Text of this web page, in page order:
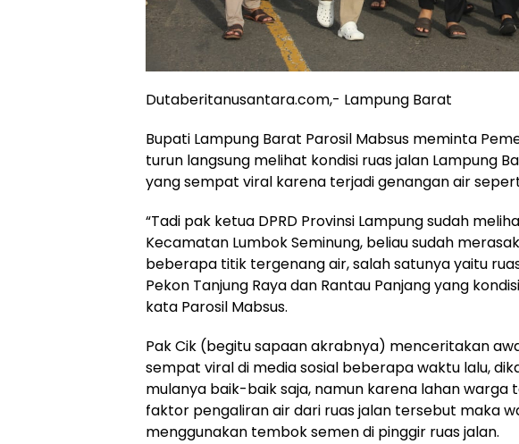
Dutaberitanusantara.com,- Lampung Barat
Bupati Lampung Barat Parosil Mabsus meminta
turun langsung melihat kondisi ruas jalan Lampung
yang sempat viral karena terjadi genangan air
“Tadi pak ketua DPRD Provinsi Lampung sudah
Kecamatan Lumbok Seminung, beliau sudah
beberapa titik tergenang air, salah satunya yaitu
Pekon Tanjung Raya dan Rantau Panjang yang
kata Parosil Mabsus.
Pak Cik (begitu sapaan akrabnya) menceritakan
sempat viral di media sosial beberapa waktu lalu,
mulanya baik-baik saja, namun karena lahan warga
faktor pengaliran air dari ruas jalan tersebut maka
menggunakan tembok semen di pinggir ruas jalan.